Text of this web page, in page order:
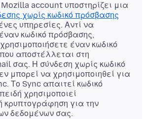
account υποστηρίζει μια
χωρίς κωδικό πρόσβασης
υπηρεσίες. Αντί να
κωδικό πρόσβασης,
έναν κωδικό
αποστέλλεται στη
σας. Η σύνδεση χωρίς κωδικό
μπορεί να χρησιμοποιηθεί για
Το Sync απαιτεί κωδικό
χρησιμοποιεί
κρυπτογράφηση για την
δεδομένων σας.